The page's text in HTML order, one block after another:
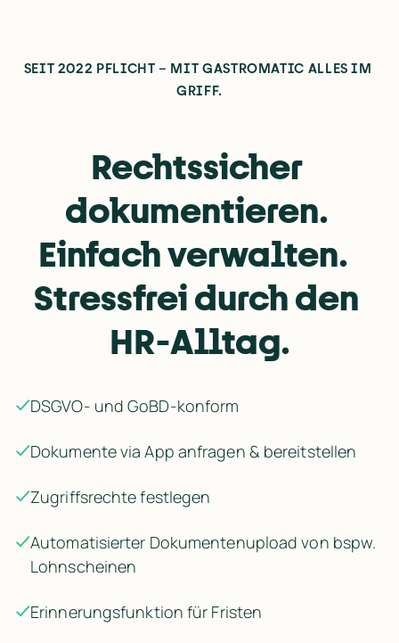
SEIT 2022 PFLICHT – MIT GASTROMATIC ALLES IM
GRIFF.
Rechtssicher
dokumentieren.
Einfach verwalten.
Stressfrei durch den
HR-Alltag.
DSGVO- und GoBD-konform
Dokumente via App anfragen & bereitstellen
Zugriffsrechte festlegen
Automatisierter Dokumentenupload von bspw.
Lohnscheinen
Erinnerungsfunktion für Fristen